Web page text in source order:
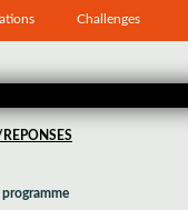
Challenges